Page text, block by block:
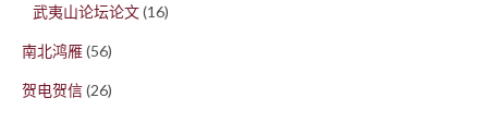
武夷山论坛论文(16)
南北鸿雁(56)
贺电贺信(26)